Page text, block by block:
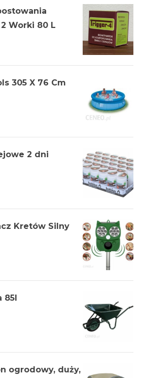
Worki 80 L
305 X 76 Cm
2 dni
Kretów Silny
85l
ogrodowy, duży,